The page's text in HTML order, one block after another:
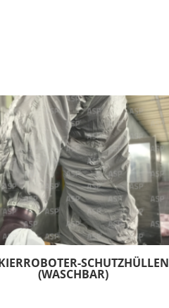
SCHUTZHÜLLEN
(WASCHBAR)